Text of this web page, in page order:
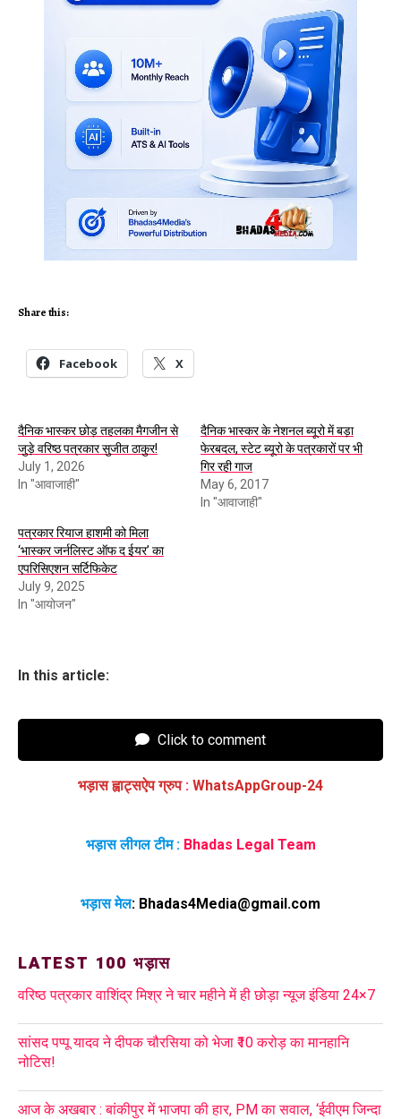
Share this:
Facebook X
दैनिक भास्कर छोड़ तहलका मैगजीन से
जुड़े वरिष्ठ पत्रकार सुजीत ठाकुर!
July 1, 2026
In "आवाजाही"
दैनिक भास्कर के नेशनल ब्यूरो में बड़ा
फेरबदल, स्टेट ब्यूरो के पत्रकारों पर भी
गिर रही गाज
May 6, 2017
In "आवाजाही"
पत्रकार रियाज हाशमी को मिला
‘भास्कर जर्नलिस्ट ऑफ द ईयर’ का
एपरिसिएशन सर्टिफिकेट
July 9, 2025
In "आयोजन"
In this article:
Click to comment
भड़ास ह्वाट्सऐप ग्रुप : WhatsAppGroup-24
भड़ास लीगल टीम : Bhadas Legal Team
भड़ास मेल: Bhadas4Media@gmail.com
LATEST 100 भड़ास
वरिष्ठ पत्रकार वाशिंद्र मिश्र ने चार महीने में ही छोड़ा न्यूज इंडिया 24×7
सांसद पप्पू यादव ने दीपक चौरसिया को भेजा ₹10 करोड़ का मानहानि
नोटिस!
आज के अखबार : बांकीपुर में भाजपा की हार, PM का सवाल, ‘ईवीएम जिन्दा